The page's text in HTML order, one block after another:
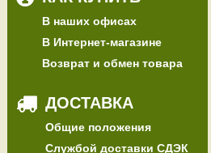
В наших офисах
В Интернет-магазине
Возврат и обмен товара
ДОСТАВКА
Общие положения
Службой доставки СДЭК